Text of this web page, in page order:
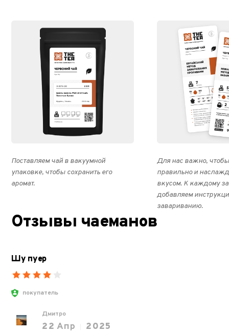
Поставляем чай в вакуумной
упаковке, чтобы сохранить его
аромат.
Для нас важно,
правильно и
вкусом. К каждому
добавляем
завариванию.
Отзывы чаеманов
Шу пуер
покупатель
Дмитро
22 Апр 2025